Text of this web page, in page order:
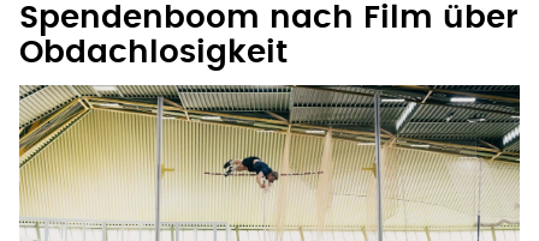
Spendenboom nach Film über
Obdachlosigkeit